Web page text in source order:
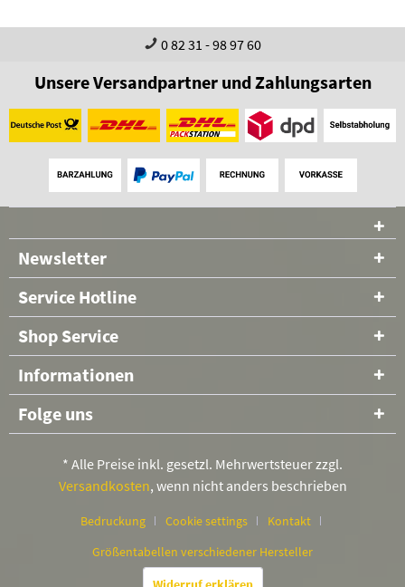
0 82 31 - 98 97 60
Unsere Versandpartner und Zahlungsarten
Newsletter
Service Hotline
Shop Service
Informationen
Folge uns
* Alle Preise inkl. gesetzl. Mehrwertsteuer zzgl.
Versandkosten, wenn nicht anders beschrieben
Bedruckung Cookie settings
Kontakt
Größentabellen verschiedener Hersteller